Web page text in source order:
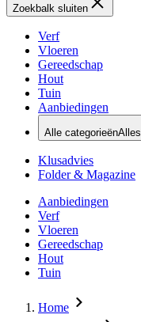
Zoekbalk sluiten
Verf
Vloeren
Gereedschap
Hout
Tuin
Aanbiedingen
Alle categorieënAlles
Klusadvies
Folder & Magazine
Aanbiedingen
Verf
Vloeren
Gereedschap
Hout
Tuin
Home